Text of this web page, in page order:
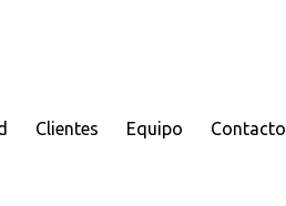
Clientes Equipo Contacto